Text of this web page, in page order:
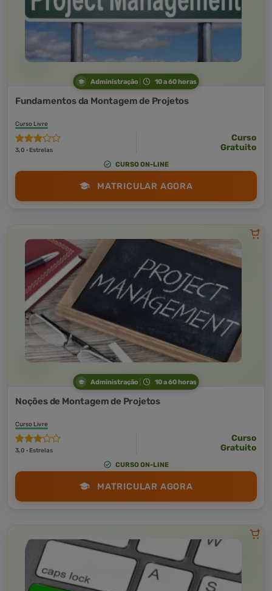
Administração 10 a 60 horas
Fundamentos da Montagem de Projetos
Curso Livre
3,0 · Estrelas
Curso
Gratuito
CURSO ON-LINE
MATRICULAR AGORA
Administração 10 a 60 horas
Noções de Montagem de Projetos
Curso Livre
3,0 · Estrelas
Curso
Gratuito
CURSO ON-LINE
MATRICULAR AGORA